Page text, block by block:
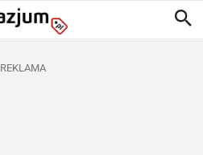
REKLAMA